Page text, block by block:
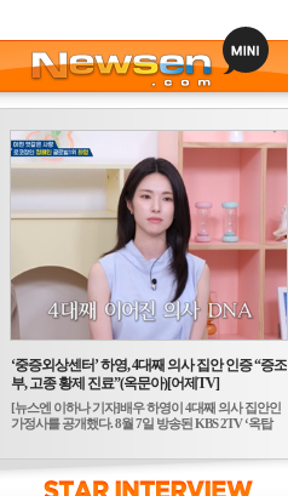
‘중증외상센터’ 하영, 4대째 의사 집안 인증 “증조
부, 고종 황제 진료”(옥문아)[어제TV]
[뉴스엔 이하나 기자]배우 하영이 4대째 의사 집안인
가정사를 공개했다. 8월 7일 방송된 KBS 2TV ‘옥탑